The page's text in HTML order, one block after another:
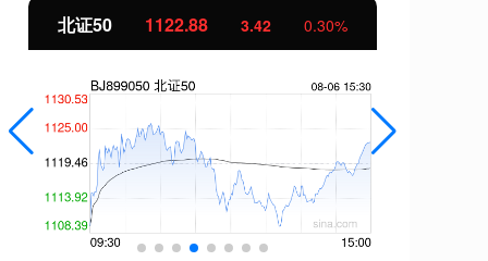
北证50 1122.88 3.42 0.30%